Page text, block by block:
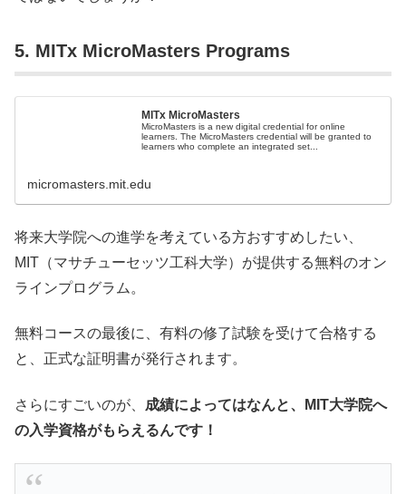
5. MITx MicroMasters Programs
MITx MicroMasters
MicroMasters is a new digital credential for online
learners. The MicroMasters credential will be granted to
learners who complete an integrated set...
micromasters.mit.edu
将来大学院への進学を考えている方おすすめしたい、
MIT（マサチューセッツ工科大学）が提供する無料のオン
ラインプログラム。
無料コースの最後に、有料の修了試験を受けて合格する
と、正式な証明書が発行されます。
さらにすごいのが、 成績によってはなんと、MIT大学院へ
の入学資格がもらえるんです！